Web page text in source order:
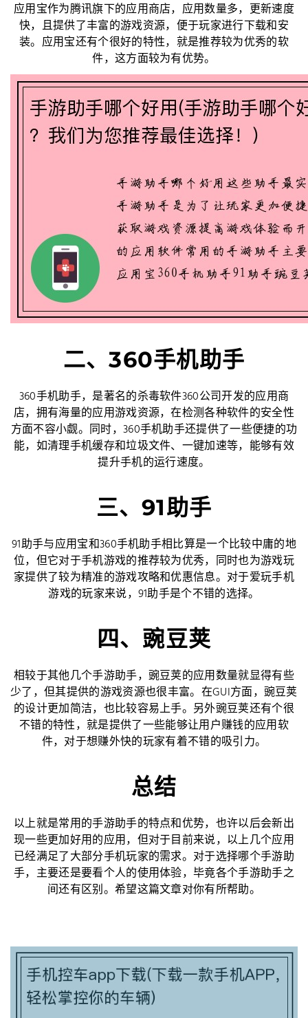
应用宝作为腾讯旗下的应用商店，应用数量多，更新速度
快，且提供了丰富的游戏资源，便于玩家进行下载和安
装。应用宝还有个很好的特性，就是推荐较为优秀的软
件，这方面较为有优势。
二、360手机助手
360手机助手，是著名的杀毒软件360公司开发的应用商
店，拥有海量的应用游戏资源，在检测各种软件的安全性
方面不容小觑。同时，360手机助手还提供了一些便捷的功
能，如清理手机缓存和垃圾文件、一键加速等，能够有效
提升手机的运行速度。
三、91助手
91助手与应用宝和360手机助手相比算是一个比较中庸的地
位，但它对于手机游戏的推荐较为优秀，同时也为游戏玩
家提供了较为精准的游戏攻略和优惠信息。对于爱玩手机
游戏的玩家来说，91助手是个不错的选择。
四、豌豆荚
相较于其他几个手游助手，豌豆荚的应用数量就显得有些
少了，但其提供的游戏资源也很丰富。在GUI方面，豌豆荚
的设计更加简洁，也比较容易上手。另外豌豆荚还有个很
不错的特性，就是提供了一些能够让用户赚钱的应用软
件，对于想赚外快的玩家有着不错的吸引力。
总结
以上就是常用的手游助手的特点和优势，也许以后会新出
现一些更加好用的应用，但对于目前来说，以上几个应用
已经满足了大部分手机玩家的需求。对于选择哪个手游助
手，主要还是要看个人的使用体验，毕竟各个手游助手之
间还有区别。希望这篇文章对你有所帮助。